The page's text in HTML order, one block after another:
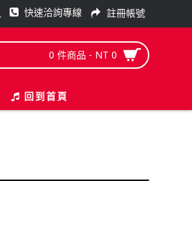
快速洽詢專線 註冊帳號
0 件商品 - NT 0
回到首頁